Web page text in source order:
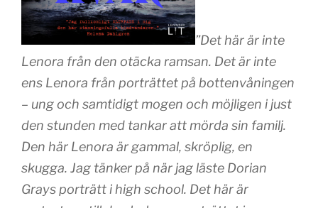
”Det här är inte
Lenora från den otäcka ramsan. Det är inte
ens Lenora från porträttet på bottenvåningen
– ung och samtidigt mogen och möjligen i just
den stunden med tankar att mörda sin familj.
Den här Lenora är gammal, skröplig, en
skugga. Jag tänker på när jag läste Dorian
Grays porträtt i high school. Det här är